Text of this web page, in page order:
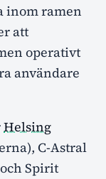
inom ramen
att
operativt
användare
Helsing
C-Astral
Spirit